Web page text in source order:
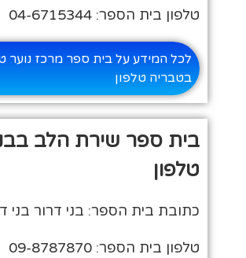
טלפון בית הספר: 04-6715344
לכל המידע על בית ספר מרכז נוער
בטבריה טלפון
בית ספר שירת הלב
טלפון
כתובת בית הספר: בני דרור בני
טלפון בית הספר: 09-8787870